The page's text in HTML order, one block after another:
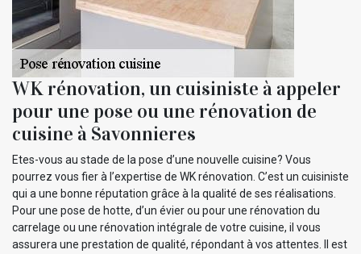
WK rénovation, un cuisiniste à appeler
pour une pose ou une rénovation de
cuisine à Savonnieres
Etes-vous au stade de la pose d’une nouvelle cuisine? Vous
pourrez vous fier à l’expertise de WK rénovation. C’est un cuisiniste
qui a une bonne réputation grâce à la qualité de ses réalisations.
Pour une pose de hotte, d’un évier ou pour une rénovation du
carrelage ou une rénovation intégrale de votre cuisine, il vous
assurera une prestation de qualité, répondant à vos attentes. Il est